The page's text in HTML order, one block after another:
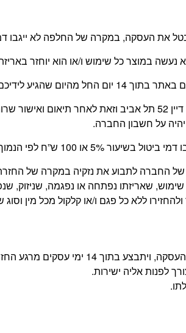
את העסקה, במקרה של החלפה לא ייגבו
נעשה במוצר כל שימוש ו/או הוא יוחזר
שהגיע לידיכם.
החזרת המוצר תעשה על ידי הלקוח, בכתובת משה דיין
על חשבון החברה.
או 100 ש”ח לפי הנמוך.
של החברה לתבוע את נזקיה במקרה של
שאריזתו נפתחה או נפגמה, שניזוק,
ללא כל פגם ו/או קלקול מכל מין וסוג
ימי עסקים מרגע החזרתו.
לפנות אליה ישירות.